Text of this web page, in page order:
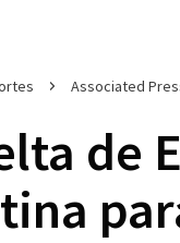
Associated
de